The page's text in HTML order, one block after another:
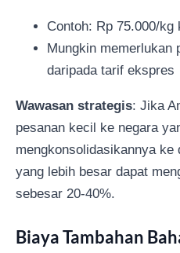
Contoh: Rp 75.000/kg
Mungkin memerlukan
daripada tarif ekspres
Wawasan strategis: Jika
pesanan kecil ke negara
mengkonsolidasikannya ke
yang lebih besar dapat
sebesar 20-40%.
Biaya Tambahan